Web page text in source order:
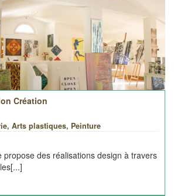
Création
Arts plastiques, Peinture
propose des réalisations design à travers